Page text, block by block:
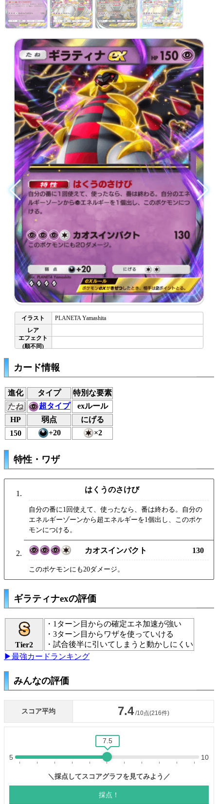
PLANETA Yamashita
カード情報
進化 タイプ
特別な要素
たね
超タイプ
exルール
HP
弱点
にげる
150
+20 ×2
特性・ワザ
はくうのさけび
自分の番に1回使えて、使ったなら、番は終わる。自分の
エネルギーゾーンから超エネルギーを1個出し、このポケ
モンにつける。
カオスインパクト 130
このポケモンにも20ダメージ。
ギラティナexの評価
Tier2
・1ターン目からの確定エネ加速が強い
・3ターン目からワザを使っていける
・試合後半に引いてしまうと動かしにくい
▶最強カードランキング
みんなの評価